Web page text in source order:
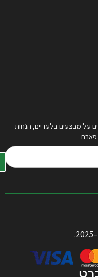
על מבצעים בלעדיים, הנחות
פארם